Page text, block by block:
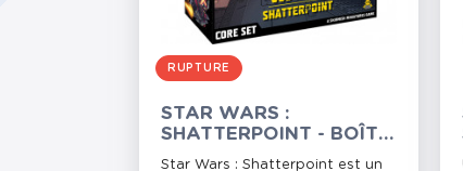
RUPTURE
STAR WARS :
SHATTERPOINT - BOÎTE
Star Wars : Shatterpoint est un